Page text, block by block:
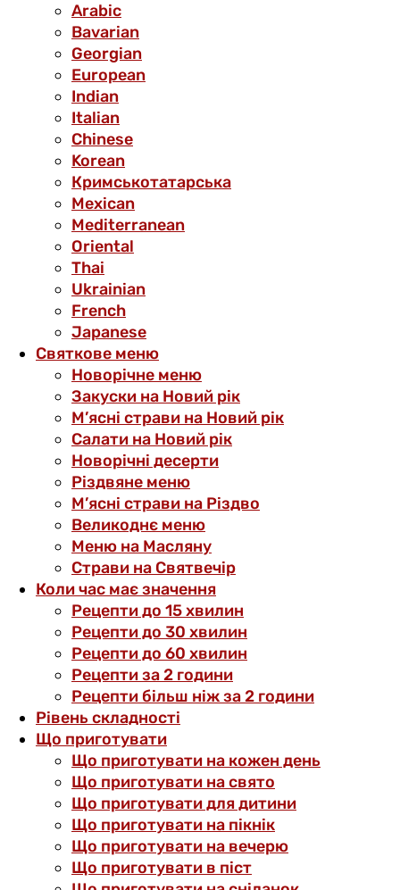
Arabic
Bavarian
Georgian
European
Indian
Italian
Chinese
Korean
Кримськотатарська
Mexican
Mediterranean
Oriental
Thai
Ukrainian
French
Japanese
Святкове меню
Новорічне меню
Закуски на Новий рік
М’ясні страви на Новий рік
Салати на Новий рік
Новорічні десерти
Різдвяне меню
М’ясні страви на Різдво
Великоднє меню
Меню на Масляну
Страви на Святвечір
Коли час має значення
Рецепти до 15 хвилин
Рецепти до 30 хвилин
Рецепти до 60 хвилин
Рецепти за 2 години
Рецепти більш ніж за 2 години
Рівень складності
Що приготувати
Що приготувати на кожен день
Що приготувати на свято
Що приготувати для дитини
Що приготувати на пікнік
Що приготувати на вечерю
Що приготувати в піст